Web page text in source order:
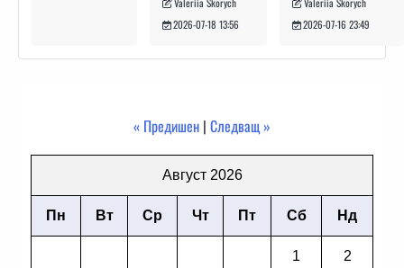
Valeriia Skorych
2026-07-18 13:56
Valeriia Skorych
2026-07-16 23:49
« Предишен | Следващ »
Август 2026
Пн Вт Ср Чт Пт Сб Нд
1 2